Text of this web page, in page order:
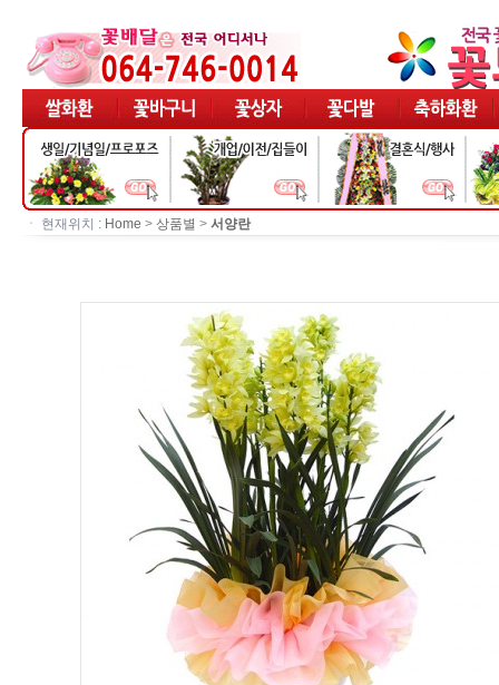
ㆍ 현재위치 : Home > 상품별 > 서양란